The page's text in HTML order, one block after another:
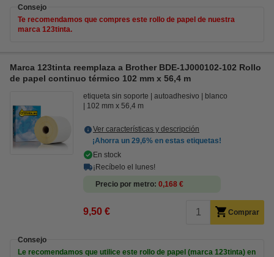
Consejo
Te recomendamos que compres este rollo de papel de nuestra
marca 123tinta.
Marca 123tinta reemplaza a Brother BDE-1J000102-102 Rollo
de papel continuo térmico 102 mm x 56,4 m
etiqueta sin soporte autoadhesivo
blanco
102 mm x 56,4 m
Ver características y descripción
¡Ahorra un 29,6% en estas etiquetas!
En stock
¡Recíbelo el lunes!
Precio por metro 0,168 €
9,50 € Comprar
Consejo
Le recomendamos que utilice este rollo de papel (marca 123tinta) en